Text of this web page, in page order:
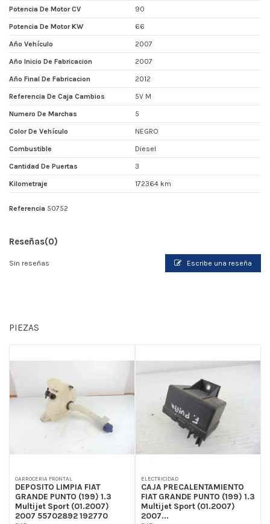
Potencia De Motor CV 90
Potencia De Motor KW 66
Año Vehículo 2007
Año Inicio De Fabricacion 2007
Año Final De Fabricacion 2012
Referencia De Caja Cambios 5V M
Numero De Marchas 5
Color De Vehículo NEGRO
Combustible Diesel
Cantidad De Puertas 3
Kilometraje 172364 km
Referencia 50752
Reseñas(0)
Sin reseñas Escribe una reseña
PIEZAS
CARROCERIA FRONTAL
DEPOSITO LIMPIA FIAT
GRANDE PUNTO (199) 1.3
Multijet Sport (01.2007)
2007 55702892 192770
ELECTRICIDAD
CAJA PRECALENTAMIENTO
FIAT GRANDE PUNTO (199) 1.3
Multijet Sport (01.2007)
2007...